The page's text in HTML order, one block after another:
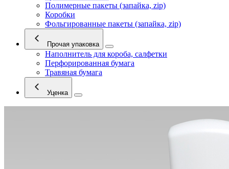
Полимерные пакеты (запайка, zip)
Коробки
Фольгированные пакеты (запайка, zip)
Прочая упаковка
Наполнитель для короба, салфетки
Перфорированная бумага
Травяная бумага
Уценка